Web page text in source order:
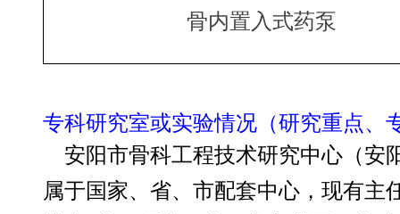
骨内置入式药泵
专科研究室或实验情况（研究重点、
安阳市骨科工程技术研究中心（安
属于国家、省、市配套中心，现有主